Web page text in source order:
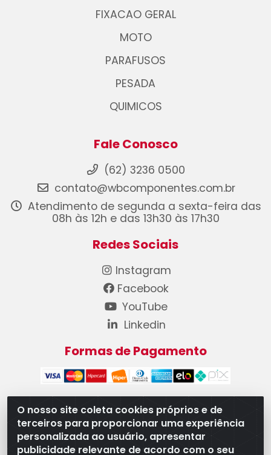
O nosso site coleta cookies próprios e de
terceiros para proporcionar uma experiência
personalizada ao usuário, apresentar
publicidade relevante de acordo com o seu
FIXACAO GERAL
MOTO
PARAFUSOS
PESADA
QUIMICOS
Fale Conosco
(62) 3236 0500
contato@wbcomponentes.com.br
Atendimento de segunda a sexta-feira das
08h às 12h e das 13h30 às 17h30
Redes Sociais
Instagram
Facebook
YouTube
Linkedin
Formas de Pagamento
WB Componentes Automotivos LTDA - CNPJ
08.528.393/0001-12 - Rua do Níquel, 667 - Parque
Oeste Industrial, Goiânia/GO - CEP 74375-660